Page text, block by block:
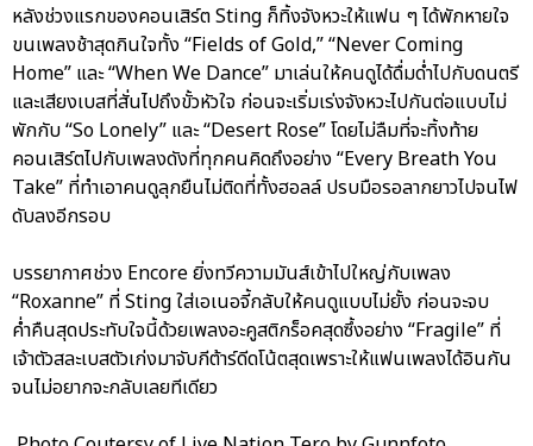
หลังช่วงแรกของคอนเสิร์ต Sting ก็ทิ้งจังหวะให้แฟน ๆ ได้พักหายใจ
ขนเพลงช้าสุดกินใจทั้ง “Fields of Gold,” “Never Coming
Home” และ “When We Dance” มาเล่นให้คนดูได้ดื่มด่ำไปกับดนตรี
และเสียงเบสที่สั่นไปถึงขั้วหัวใจ ก่อนจะเริ่มเร่งจังหวะไปกันต่อแบบไม่
พักกับ “So Lonely” และ “Desert Rose” โดยไม่ลืมที่จะทิ้งท้าย
คอนเสิร์ตไปกับเพลงดังที่ทุกคนคิดถึงอย่าง “Every Breath You
Take” ที่ทำเอาคนดูลุกยืนไม่ติดที่ทั้งฮอลล์ ปรบมือรอลากยาวไปจนไฟ
ดับลงอีกรอบ
บรรยากาศช่วง Encore ยิ่งทวีความมันส์เข้าไปใหญ่กับเพลง
“Roxanne” ที่ Sting ใส่เอเนอจี้กลับให้คนดูแบบไม่ยั้ง ก่อนจะจบ
ค่ำคืนสุดประทับใจนี้ด้วยเพลงอะคูสติกร็อคสุดซึ้งอย่าง “Fragile” ที่
เจ้าตัวสละเบสตัวเก่งมาจับกีต้าร์ดีดโน้ตสุดเพราะให้แฟนเพลงได้อินกัน
จนไม่อยากจะกลับเลยทีเดียว